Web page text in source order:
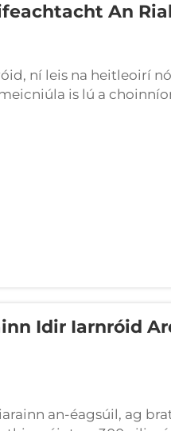
An
ní leis na heitleoirí
is lú a
na boltanna, na plátaí
Idir Iarnróid
an-éagsúil, ag